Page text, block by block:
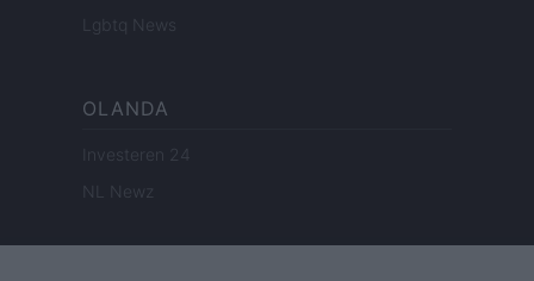
Lgbtq News
OLANDA
Investeren 24
NL Newz